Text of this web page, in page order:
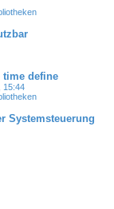
time define
15:44
Systemsteuerung